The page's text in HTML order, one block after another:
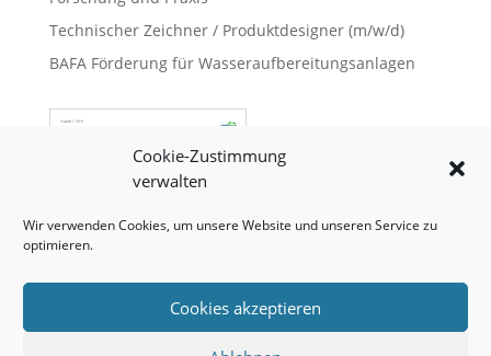
Cookie-Zustimmung
verwalten
Wir verwenden Cookies, um unsere Website und unseren Service zu
optimieren.
Cookies akzeptieren
Technischer Zeichner / Produktdesigner (m/w/d)
BAFA Förderung für Wasseraufbereitungsanlagen